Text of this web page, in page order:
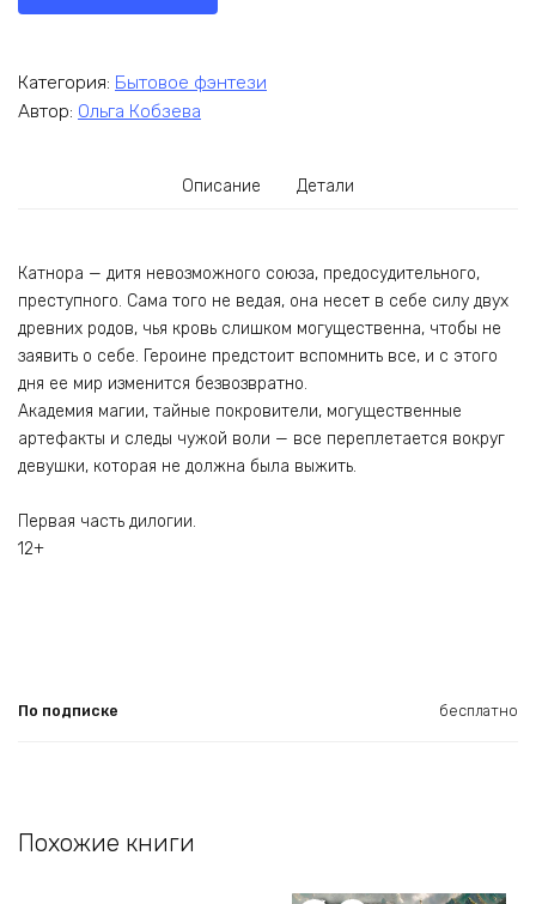
Категория: Бытовое фэнтези
Автор: Ольга Кобзева
Описание Детали
Катнора — дитя невозможного союза, предосудительного,
преступного. Сама того не ведая, она несет в себе силу двух
древних родов, чья кровь слишком могущественна, чтобы не
заявить о себе. Героине предстоит вспомнить все, и с этого
дня ее мир изменится безвозвратно.
Академия магии, тайные покровители, могущественные
артефакты и следы чужой воли — все переплетается вокруг
девушки, которая не должна была выжить.
Первая часть дилогии.
12+
По подписке бесплатно
Похожие книги